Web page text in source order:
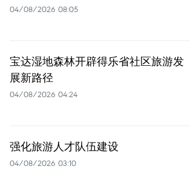
04/08/2026 08:05
宝达湿地森林开辟得乐省社区旅游发
展新路径
04/08/2026 04:24
强化旅游人才队伍建设
04/08/2026 03:10